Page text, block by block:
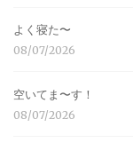
よく寝た〜
08/07/2026
空いてま〜す！
08/07/2026